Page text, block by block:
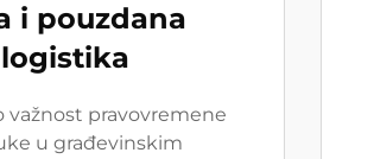
i pouzdana
logistika
važnost pravovremene
u građevinskim